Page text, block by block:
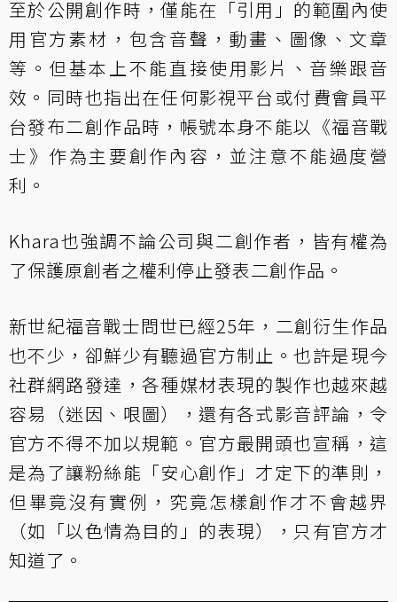
至於公開創作時，僅能在「引用」的範圍內使
用官方素材，包含音聲，動畫、圖像、文章
等。但基本上不能直接使用影片、音樂跟音
效。同時也指出在任何影視平台或付費會員平
台發布二創作品時，帳號本身不能以《福音戰
士》作為主要創作內容，並注意不能過度營
利。
Khara也強調不論公司與二創作者，皆有權為
了保護原創者之權利停止發表二創作品。
新世紀福音戰士問世已經25年，二創衍生作品
也不少，卻鮮少有聽過官方制止。也許是現今
社群網路發達，各種媒材表現的製作也越來越
容易（迷因、哏圖），還有各式影音評論，令
官方不得不加以規範。官方最開頭也宣稱，這
是為了讓粉絲能「安心創作」才定下的準則，
但畢竟沒有實例，究竟怎樣創作才不會越界
（如「以色情為目的」的表現），只有官方才
知道了。